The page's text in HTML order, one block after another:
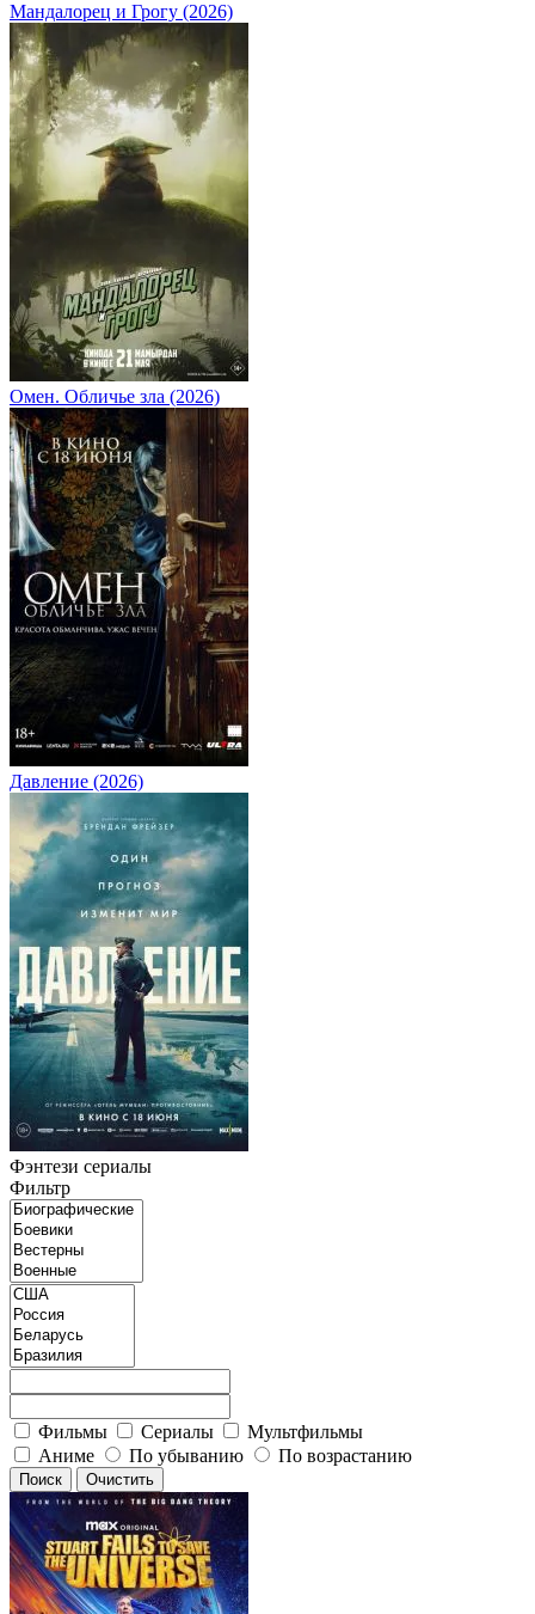
Мандалорец и Грогу (2026)
Омен. Обличье зла (2026)
Давление (2026)
Фэнтези сериалы
Фильтр
Фильмы Сериалы
Мультфильмы
Аниме
По убыванию По возрастанию